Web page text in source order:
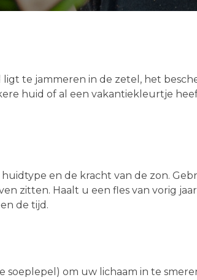
te jammeren in de zetel, het
huid of al een vakantiekleurtje
en de kracht van de zon.
zitten. Haalt u een fles van vorig
de tijd.
soeplepel) om uw lichaam in te